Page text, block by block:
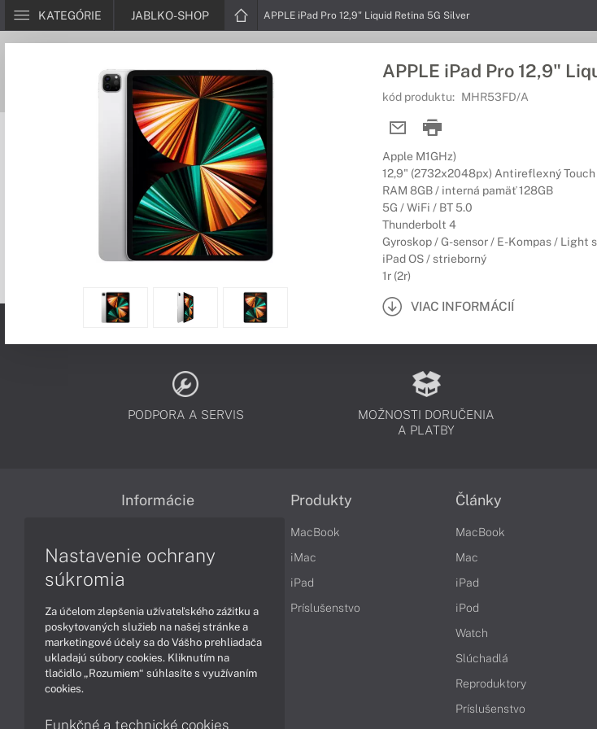
KATEGÓRIE JABLKO-SHOP APPLE iPad Pro 12,9" Liquid Retina 5G Silver
APPLE iPad Pro 12,9"
kód produktu: MHR53FD/A
Apple M1GHz)
12,9" (2732x2048px) Antireflexný Touch
RAM 8GB / interná pamäť 128GB
5G / WiFi / BT 5.0
Thunderbolt 4
Gyroskop / G-sensor / E-Kompas / Light
iPad OS / strieborný
1r (2r)
VIAC INFORMÁCIÍ
PODPORA A SERVIS
MOŽNOSTI DORUČENIA
A PLATBY
Informácie
Reklamačné podmienky
Ochrana osobných údajov
Vrátenie tovaru
Vyhlásenie o prístupnosti
Cookies
Produkty
MacBook
iMac
iPad
Príslušenstvo
Články
MacBook
Mac
iPad
iPod
Watch
Slúchadlá
Reproduktory
Príslušenstvo
Nastavenie ochrany
súkromia
Za účelom zlepšenia užívateľského zážitku a
poskytovaných služieb na našej stránke a
marketingové účely sa do Vášho prehliadača
ukladajú súbory cookies. Kliknutím na
tlačidlo „Rozumiem“ súhlasíte s využívaním
cookies.
Funkčné a technické cookies